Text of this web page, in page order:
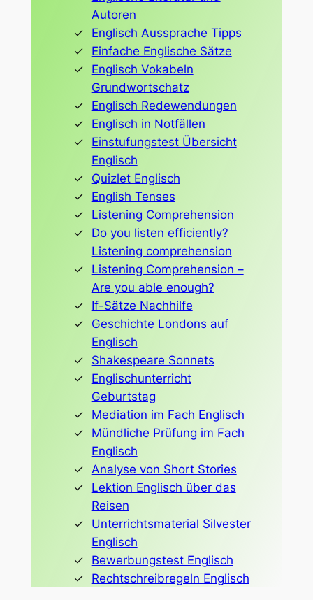
Autoren
Englisch Aussprache Tipps
Einfache Englische Sätze
Englisch Vokabeln
Grundwortschatz
Englisch Redewendungen
Englisch in Notfällen
Einstufungstest Übersicht
Englisch
Quizlet Englisch
English Tenses
Listening Comprehension
Do you listen efficiently?
Listening comprehension
Listening Comprehension –
Are you able enough?
If-Sätze Nachhilfe
Geschichte Londons auf
Englisch
Shakespeare Sonnets
Englischunterricht
Geburtstag
Mediation im Fach Englisch
Mündliche Prüfung im Fach
Englisch
Analyse von Short Stories
Lektion Englisch über das
Reisen
Unterrichtsmaterial Silvester
Englisch
Bewerbungstest Englisch
Rechtschreibregeln Englisch